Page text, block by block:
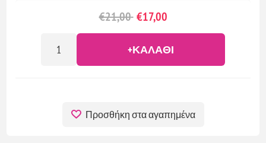
€21,00 €17,00
+ΚΑΛΆΘΙ
Προσθήκη στα αγαπημένα